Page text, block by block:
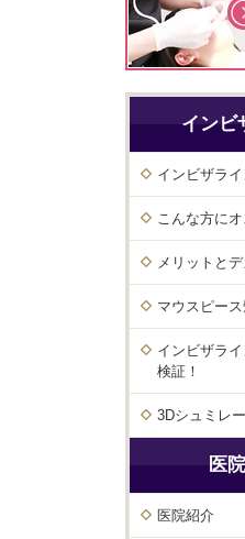
インビ
インビザラ
こんな方に
メリットと
マウスピー
インビザラ
検証！
3Dシュミレ
医
医院紹介